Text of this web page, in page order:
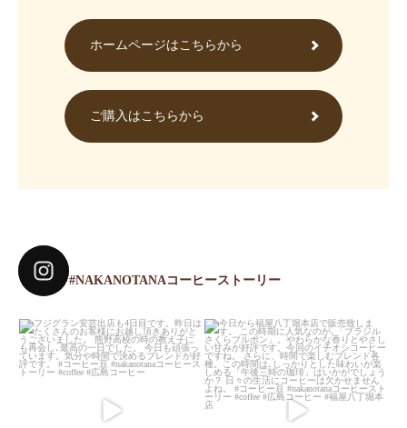
ホームページはこちらから
ご購入はこちらから
#NAKANOTANAコーヒーストーリー
3月 21 3月 12